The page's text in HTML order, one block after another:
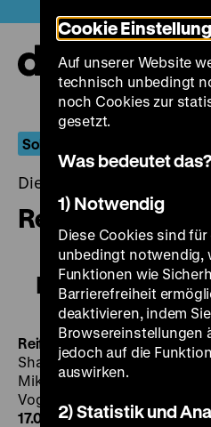
zum
Seiteninhalt
springen
Sohrab Shahid Saless
Dienstag, 14. Juni 2016,
Reifezeit
Reifezeit
ReifezeitBRD 1975, R:
Shahid Saless, Helga Houzer,
Mike Hennig, Eva Mannhardt,
Vogt, Heinz Lieven, 111’
17.06. um 21 UhrDie erste
Cookie
Auf unserer Website
technisch unbedingt
noch Cookies zur
gesetzt.
Was bedeutet das?
1) Notwendig
Diese Cookies sind
unbedingt notwendig,
Funktionen wie
Barrierefreiheit
deaktivieren, indem
Browsereinstellungen
jedoch auf die
auswirken.
2) Statistik und